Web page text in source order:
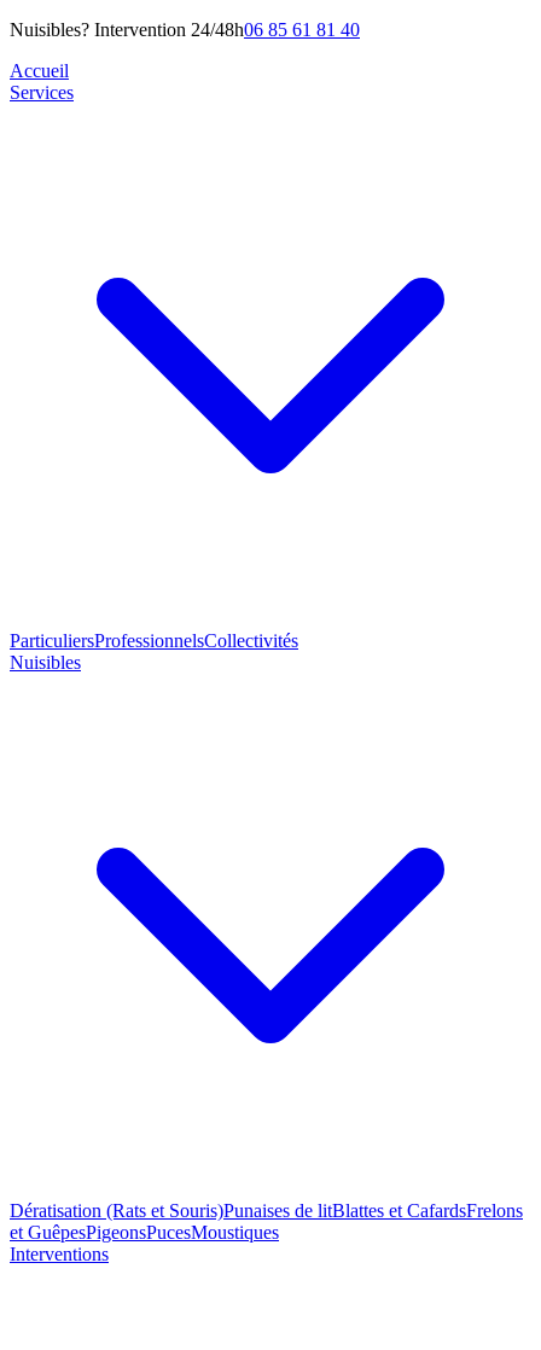
Nuisibles? Intervention 24/48h06 85 61 81 40
Accueil
Services
ParticuliersProfessionnelsCollectivités
Nuisibles
Dératisation (Rats et Souris)Punaises de litBlattes et CafardsFrelons
et GuêpesPigeonsPucesMoustiques
Interventions